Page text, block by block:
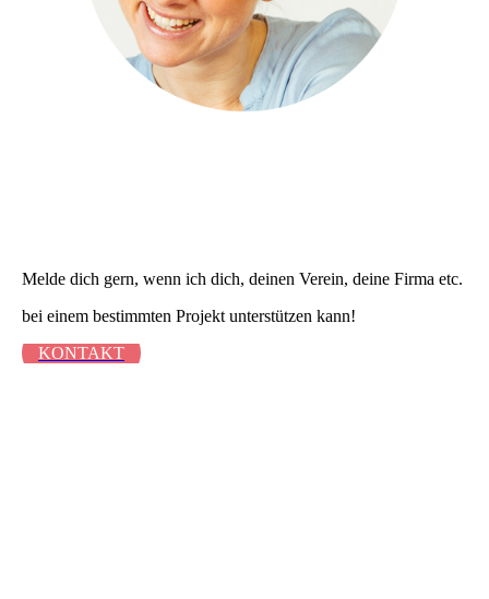
Melde dich gern, wenn ich dich, deinen Verein, deine Firma etc.
bei einem bestimmten Projekt unterstützen kann!
KONTAKT